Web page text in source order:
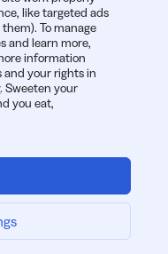
:
like targeted ads
To manage
and learn more,
information
and your rights in
. Sweeten your
you eat,